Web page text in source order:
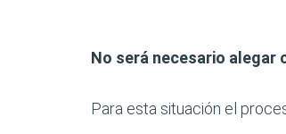
No será necesario alegar
Para esta situación el